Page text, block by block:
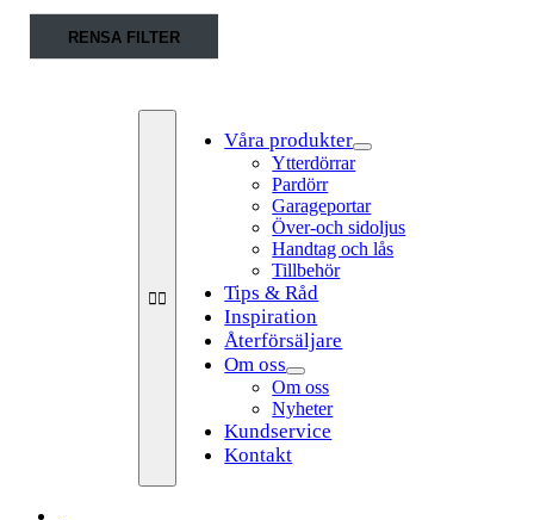
Fortsätt
innehållet
Toggle
Navigation
Våra produkter
Ytterdörrar
Pardörr
Garageportar
Över-och sidoljus
Handtag och lås
Tillbehör
Tips & Råd
Inspiration
Återförsäljare
Om oss
Om oss
Nyheter
Kundservice
Kontakt
RENSA FILTER